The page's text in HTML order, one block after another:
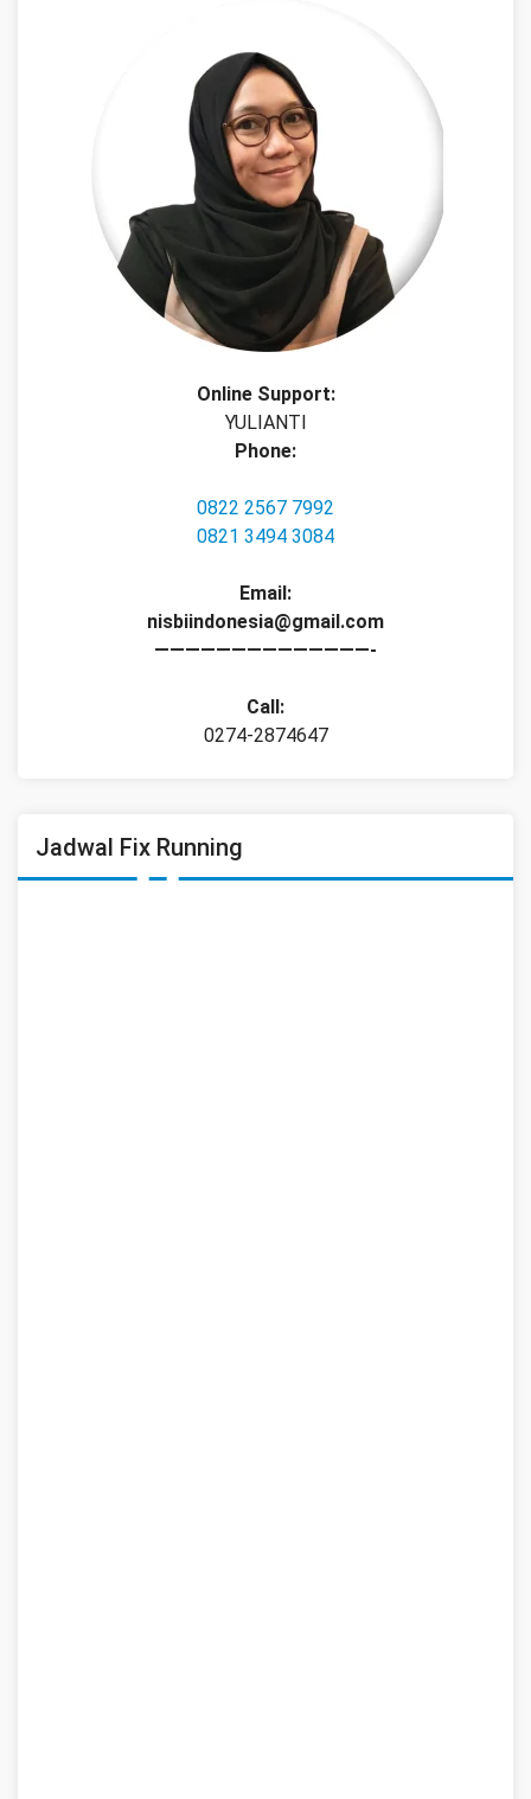
Online Support:
YULIANTI
Phone:
0822 2567 7992
0821 3494 3084
Email:
nisbiindonesia@gmail.com
——————————————-
Call:
0274-2874647
Jadwal Fix Running